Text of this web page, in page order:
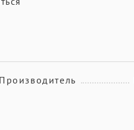
Производитель